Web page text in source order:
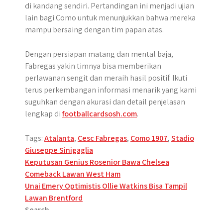
di kandang sendiri. Pertandingan ini menjadi ujian
lain bagi Como untuk menunjukkan bahwa mereka
mampu bersaing dengan tim papan atas.
Dengan persiapan matang dan mental baja,
Fabregas yakin timnya bisa memberikan
perlawanan sengit dan meraih hasil positif. Ikuti
terus perkembangan informasi menarik yang kami
suguhkan dengan akurasi dan detail penjelasan
lengkap difootballcardsosh.com.
Tags:Atalanta, Cesc Fabregas, Como 1907,Stadio
Giuseppe Sinigaglia
Post
navigation
Keputusan Genius Rosenior Bawa Chelsea
Comeback Lawan West Ham
Unai Emery Optimistis Ollie Watkins Bisa Tampil
Lawan Brentford